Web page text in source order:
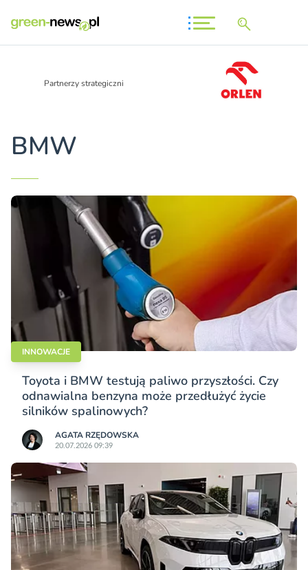
Partnerzy strategiczni
BMW
INNOWACJE
Toyota i BMW testują paliwo przyszłości. Czy
odnawialna benzyna może przedłużyć życie
silników spalinowych?
AGATA RZĘDOWSKA
20.07.2026 09:39